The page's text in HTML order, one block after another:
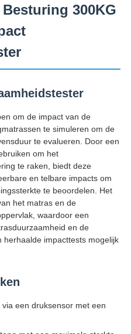
300KG
om de impact van de
te simuleren om de
te evalueren. Door een
om het
te raken, biedt deze
en telbare impacts om
te beoordelen. Het
het matras en de
waardoor een
en de
impacttests mogelijk
een druksensor met een